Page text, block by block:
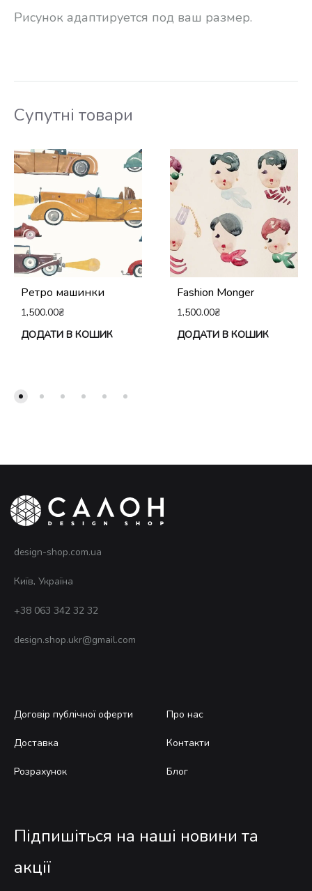
Рисунок адаптируется под ваш размер.
Супутні товари
Ретро машинки
1,500.00₴
ДОДАТИ В КОШИК
Fashion Monger
1,500.00₴
ДОДАТИ В КОШИК
design-shop.com.ua
Київ, Україна
+38 063 342 32 32
design.shop.ukr@gmail.com
Договір публічної оферти
Доставка
Розрахунок
Про нас
Контакти
Блог
Підпишіться на наші новини та
акції